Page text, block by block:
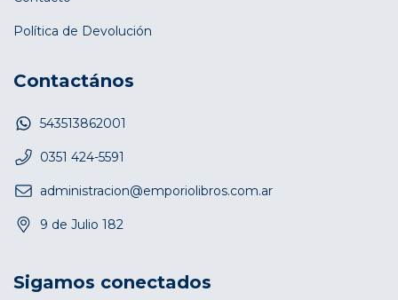
Política de Devolución
Contactános
543513862001
0351 424-5591
administracion@emporiolibros.com.ar
9 de Julio 182
Sigamos conectados